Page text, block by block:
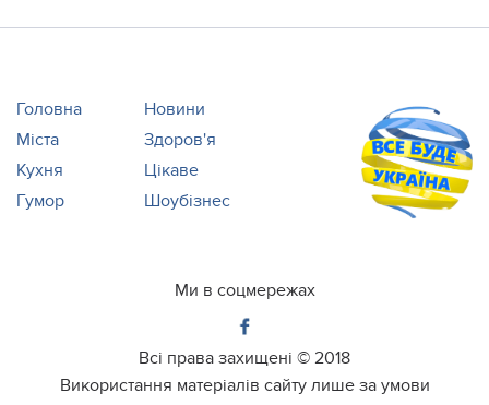
Головна
Новини
Міста
Здоров'я
Кухня
Цікаве
Гумор
Шоубізнес
Ми в соцмережах
Всі права захищені © 2018
Використання матеріалів сайту лише за умови